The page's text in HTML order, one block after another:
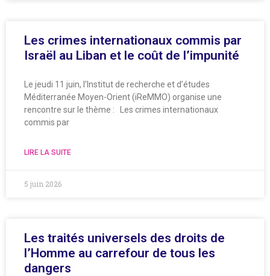
Les crimes internationaux commis par
Israël au Liban et le coût de l’impunité
Le jeudi 11 juin, l’Institut de recherche et d’études
Méditerranée Moyen-Orient (iReMMO) organise une
rencontre sur le thème : Les crimes internationaux
commis par
LIRE LA SUITE
5 juin 2026
Les traités universels des droits de
l’Homme au carrefour de tous les
dangers